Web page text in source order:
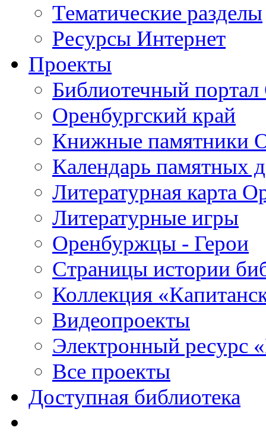
Тематические разделы
Ресурсы Интернет
Проекты
Библиотечный портал
Оренбургский край
Книжные памятники
Календарь памятных
Литературная карта
Литературные игры
Оренбуржцы - Герои
Страницы истории
Коллекция
Видеопроекты
Электронный ресурс
Все проекты
Доступная библиотека